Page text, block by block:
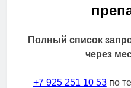
Полный список
через
+7 925 251 10 53по